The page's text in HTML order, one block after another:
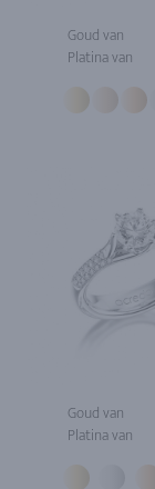
Goud van
Platina van
Goud van
Platina van